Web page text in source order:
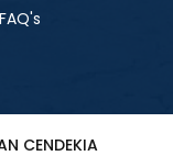
FAQ's
CENDEKIA